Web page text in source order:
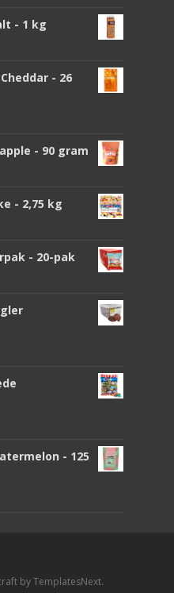
- 1 kg
- 26
- 90 gram
- 2,75 kg
- 20-pak
- 125
by TemplatesNext.